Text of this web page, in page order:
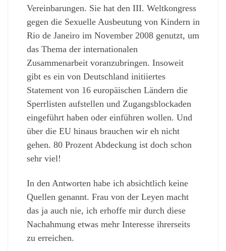
Vereinbarungen. Sie hat den III. Weltkongress
gegen die Sexuelle Ausbeutung von Kindern in
Rio de Janeiro im November 2008 genutzt, um
das Thema der internationalen
Zusammenarbeit voranzubringen. Insoweit
gibt es ein von Deutschland initiiertes
Statement von 16 europäischen Ländern die
Sperrlisten aufstellen und Zugangsblockaden
eingeführt haben oder einführen wollen. Und
über die EU hinaus brauchen wir eh nicht
gehen. 80 Prozent Abdeckung ist doch schon
sehr viel!
In den Antworten habe ich absichtlich keine
Quellen genannt. Frau von der Leyen macht
das ja auch nie, ich erhoffe mir durch diese
Nachahmung etwas mehr Interesse ihrerseits
zu erreichen.